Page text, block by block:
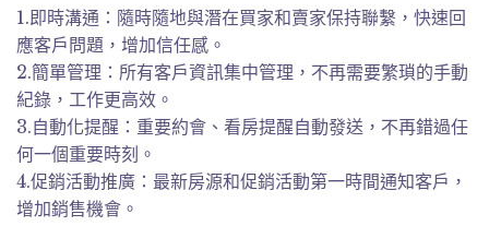
1.即時溝通：隨時隨地與潛在買家和賣家保持聯繫，快速回
應客戶問題，增加信任感。
2.簡單管理：所有客戶資訊集中管理，不再需要繁瑣的手動
紀錄，工作更高效。
3.自動化提醒：重要約會、看房提醒自動發送，不再錯過任
何一個重要時刻。
4.促銷活動推廣：最新房源和促銷活動第一時間通知客戶，
增加銷售機會。